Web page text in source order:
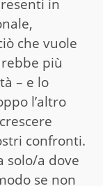
in
che vuole
più
– e lo
l’altro
confronti.
solo/a dove
se non